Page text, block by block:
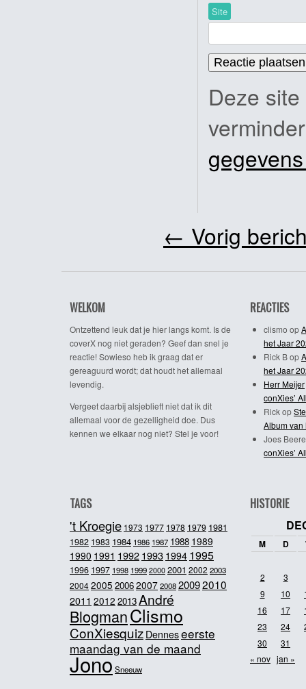
Site
Deze
← Vorig
WELKOM
Ontzettend leuk dat je hier langs komt. Is de
coverX nog niet geraden? Geef dan snel je
reactie! Sowieso heb ik graag dat er
gereaguurd wordt; dat houdt het allemaal
levendig.
Vergeet daarbij alsjeblieft niet dat ik dit
allemaal voor de gezelligheid doe. Dus
kennen we elkaar nog niet? Stel je voor!
REACTIES
clismo op
het Jaar
Rick Bop
het Jaar
Herr Meijer
conXies’
Rickop
Album van
Joes
conXies’
TAGS
't Kroegie 1973 1977 1978 1979 1981
1982 1983 1984 1986 1987 1988 1989
1990 1991 19921993 1994 1995
1996 1997 1998 1999 2000 2001 2002 2003
20042005 20062007200820092010
2011 2012 2013André
BlogmanClismo
ConXiesquiz Denneseerste
maandag van de maand
JonoSneeuw
HISTORIE
M D
2
3
9
10
16
17
23
24
30
31
« nov jan »